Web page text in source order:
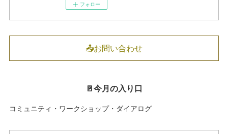
フォロー
📤お問い合わせ
🚪今月の入り口
コミュニティ・ワークショップ・ダイアログ